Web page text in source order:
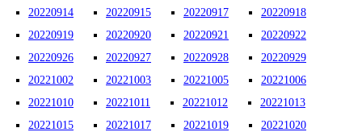
20220914
20220915 20220917
20220918
20220919
20220920 20220921
20220922
20220926
20220927 20220928
20220929
20221002
20221003 20221005
20221006
20221010
20221011 20221012
20221013
20221015
20221017 20221019
20221020